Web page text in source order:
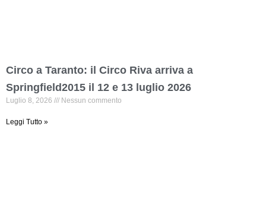
Circo a Taranto: il Circo Riva arriva a
Springfield2015 il 12 e 13 luglio 2026
Luglio 8, 2026 Nessun commento
Leggi Tutto »